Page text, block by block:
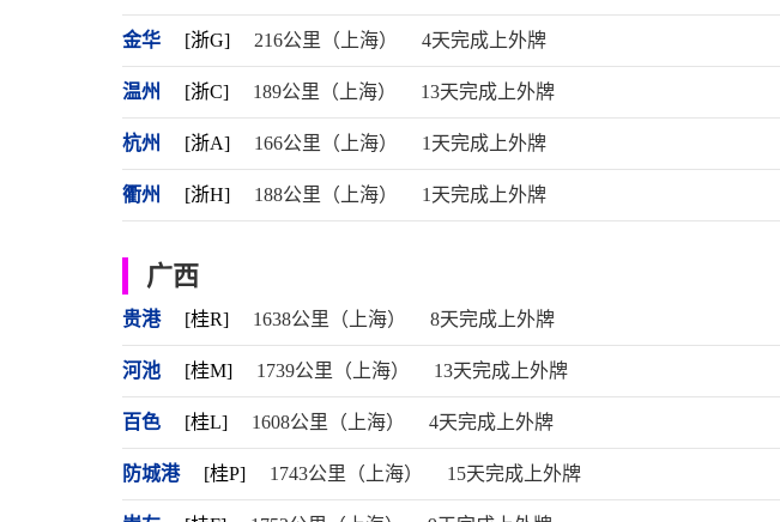
金华 [浙G] 216公里（上海） 4天完成上外牌
温州 [浙C] 189公里（上海） 13天完成上外牌
杭州 [浙A] 166公里（上海） 1天完成上外牌
衢州 [浙H] 188公里（上海） 1天完成上外牌
广西
贵港 [桂R] 1638公里（上海） 8天完成上外牌
河池 [桂M] 1739公里（上海） 13天完成上外牌
百色 [桂L] 1608公里（上海） 4天完成上外牌
防城港 [桂P] 1743公里（上海） 15天完成上外牌